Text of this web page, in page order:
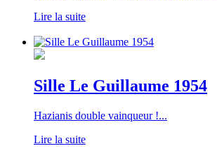
Lire la suite
Sille Le Guillaume 1954
Hazianis double vainqueur !...
Lire la suite